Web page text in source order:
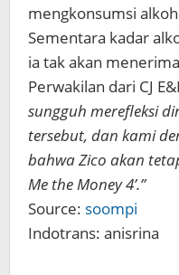
mengkonsumsi
Sementara kadar
ia tak akan
Perwakilan dari CJ
sungguh merefleksi
tersebut, dan kami
bahwa Zico akan
Me the Money 4’.”
Source: soompi
Indotrans: anisrina